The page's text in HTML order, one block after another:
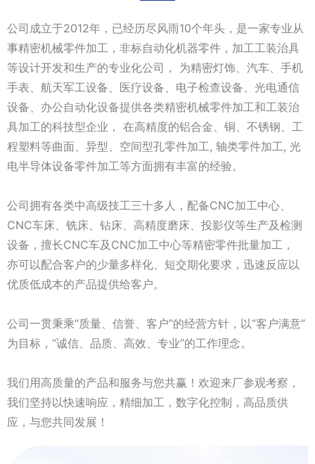
公司成立于2012年，已经历尽风雨10个年头，是一家专业从
事精密机械零件加工，非标自动化机器零件，加工工装治具
等设计开发和生产的专业化公司， 为精密灯饰、汽车、手机
手表、航天军工设备、医疗设备、电子检查设备、光电通信
设备、办公自动化设备提供各类精密机械零件加工和工装治
具加工的科技型企业， 在高精度的铝合金、铜、不锈钢、工
程塑料等曲面、异型、空间型孔零件加工, 轴类零件加工, 光
电半导体设备零件加工等方面拥有丰富的经验。
公司拥有各类中高级技工三十多人，配备CNC加工中心、
CNC车床、铣床、钻床、高精度磨床、投影仪等生产及检测
设备，擅长CNC车及CNC加工中心等精密零件批量加工，
亦可以配合客户的少量多样化、短交期化要求，迅速反应以
优质低成本的产品提供给客户。
公司一贯秉乘“质量、信誉、客户”的经营方针，以“客户满意”
为目标，“诚信、品质、高效、专业”的工作理念。
我们用高质量的产品和服务与您共赢！欢迎来厂参观考察，
我们坚持以快速响应，精细加工，数字化控制，高品质供
应，与您共同发展！